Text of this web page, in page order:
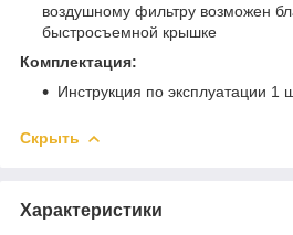
воздушному фильтру возможен
быстросъемной крышке
Комплектация:
Инструкция по эксплуатации 1
Скрыть
Характеристики